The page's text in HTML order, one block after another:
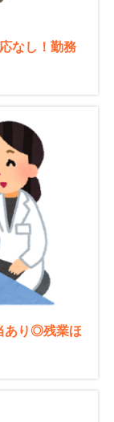
なし！勤務
あり◎残業ほ